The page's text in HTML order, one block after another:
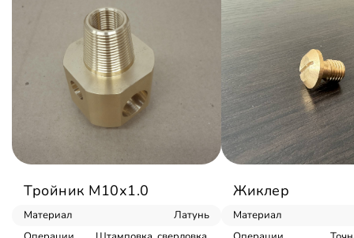
Тройник М10х1.0
Материал
Латунь
Жиклер
Материал